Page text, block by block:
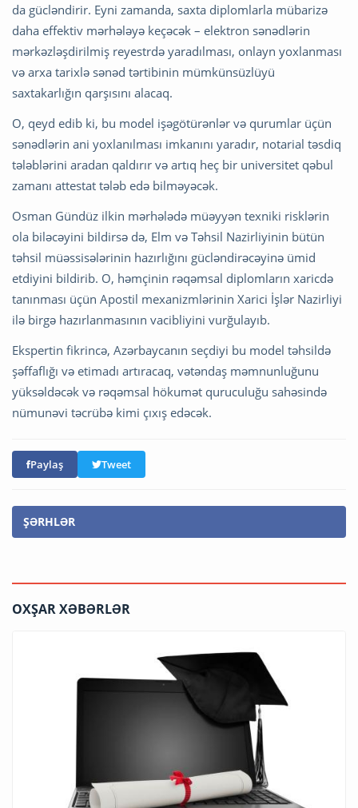
da gücləndirir. Eyni zamanda, saxta diplomlarla mübarizə
daha effektiv mərhələyə keçəcək – elektron sənədlərin
mərkəzləşdirilmiş reyestrdə yaradılması, onlayn yoxlanması
və arxa tarixlə sənəd tərtibinin mümkünsüzlüyü
saxtakarlığın qarşısını alacaq.
O, qeyd edib ki, bu model işəgötürənlər və qurumlar üçün
sənədlərin ani yoxlanılması imkanını yaradır, notarial təsdiq
tələblərini aradan qaldırır və artıq heç bir universitet qəbul
zamanı attestat tələb edə bilməyəcək.
Osman Gündüz ilkin mərhələdə müəyyən texniki risklərin
ola biləcəyini bildirsə də, Elm və Təhsil Nazirliyinin bütün
təhsil müəssisələrinin hazırlığını gücləndirəcəyinə ümid
etdiyini bildirib. O, həmçinin rəqəmsal diplomların xaricdə
tanınması üçün Apostil mexanizmlərinin Xarici İşlər Nazirliyi
ilə birgə hazırlanmasının vacibliyini vurğulayıb.
Ekspertin fikrincə, Azərbaycanın seçdiyi bu model təhsildə
şəffaflığı və etimadı artıracaq, vətəndaş məmnunluğunu
yüksəldəcək və rəqəmsal hökumət quruculuğu sahəsində
nümunəvi təcrübə kimi çıxış edəcək.
Paylaş Tweet
ŞƏRHLƏR
OXŞAR XƏBƏRLƏR